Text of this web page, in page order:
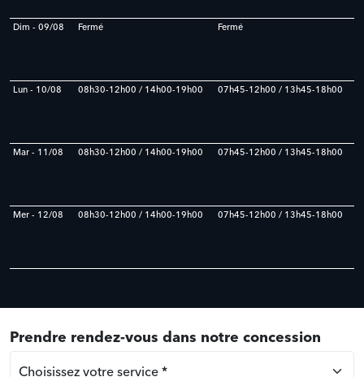
Dim - 09/08
Lun - 10/08
Mar - 11/08
Mer - 12/08
Fermé
08h30-12h00 / 14h00-19h00
08h30-12h00 / 14h00-19h00
08h30-12h00 / 14h00-19h00
Fermé
07h45-12h00 / 13h45-18h00
07h45-12h00 / 13h45-18h00
07h45-12h00 / 13h45-18h00
Prendre rendez-vous dans notre concession